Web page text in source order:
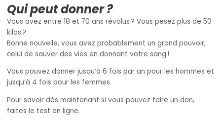
NOS PARTENAIRES
Qui peut donner ?
Vous avez entre 18 et 70 ans révolus ? Vous pesez plus de 50
kilos ?
Bonne nouvelle, vous avez probablement un grand pouvoir,
celui de sauver des vies en donnant votre sang !
Vous pouvez donner jusqu’à 6 fois par an pour les hommes et
jusqu’à 4 fois pour les femmes.
Pour savoir dès maintenant si vous pouvez faire un don,
faites le test en ligne.